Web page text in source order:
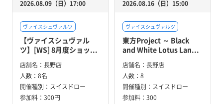
2026.08.09（日）17:00
ヴァイスシュヴァルツ
【ヴァイスシュヴァル
ツ】[WS] 8月度ショッ...
店舗名： 長野店
人数： 8名
開催種別： スイスドロー
参加料： 300円
2026.08.16（日）15:00
ヴァイスシュヴァルツ
東方Project ～ Black
and White Lotus Lan...
店舗名： 長野店
人数： 8
開催種別： スイスドロー
参加料： 300